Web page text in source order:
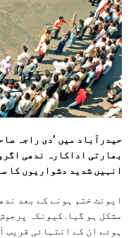
حیدرآباد میں ’دی راجہ
بھارتی اداکارہ ندھی
انہیں شدید دشواریوں کا
ایونٹ ختم ہونے کے بعد
مشکل ہو گیا. کیونکہ
ہوئے ان کے انتہائی قریب